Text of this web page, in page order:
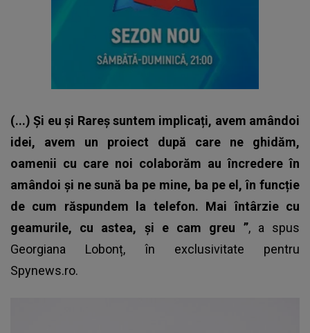
(...) Și eu și Rareș suntem implicați, avem amândoi
idei, avem un proiect după care ne ghidăm,
oamenii cu care noi colaborăm au încredere în
amândoi și ne sună ba pe mine, ba pe el, în funcție
de cum răspundem la telefon. Mai întârzie cu
geamurile, cu astea, și e cam greu ”, a spus
Georgiana Lobonț, în exclusivitate pentru
Spynews.ro.